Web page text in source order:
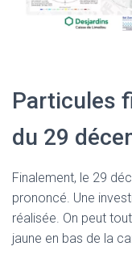
Particules
du 29
Finalement, le 29
prononcé. Une
réalisée. On peut
jaune en bas de la